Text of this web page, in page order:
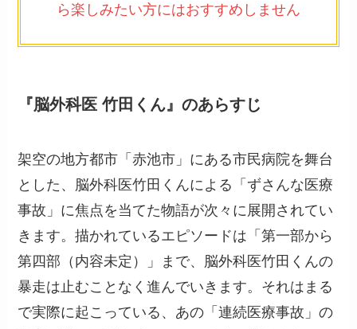
ら楽しみたい方にはおすすめしません
『脳外科医 竹田くん』のあらすじ
架空の地方都市「赤池市」にある市民病院を舞台
とした、脳外科医竹田くんによる「ずさんな医療
事故」に焦点を当てた物語が次々に展開されてい
きます。描かれているエピソードは「第一部から
第四部（内容未定）」まで、脳外科医竹田くんの
暴走は止むことなく進んでいきます。それはまる
で実際に起こっている、あの「連続医療事故」の